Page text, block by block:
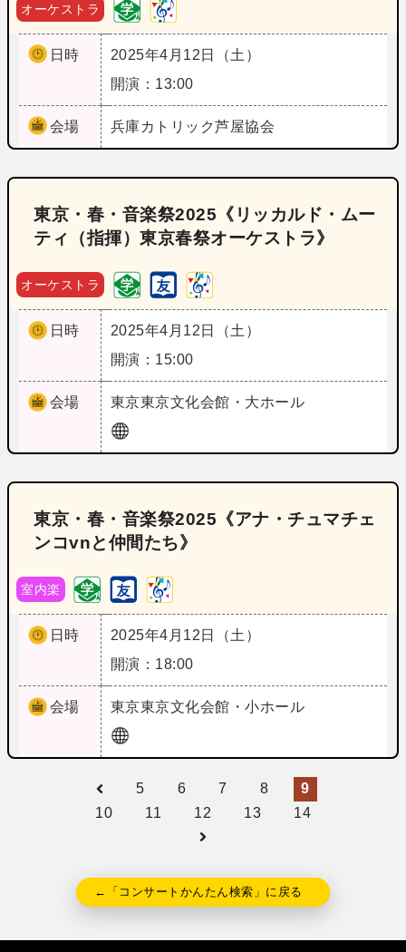
オーケストラ
日時
2025年4月12日（土）
開演：13:00
会場 兵庫カトリック芦屋協会
東京・春・音楽祭2025《リッカルド・ムー
ティ（指揮）東京春祭オーケストラ》
オーケストラ
日時
2025年4月12日（土）
開演：15:00
会場 東京東京文化会館・大ホール
東京・春・音楽祭2025《アナ・チュマチェ
ンコvnと仲間たち》
室内楽
日時
2025年4月12日（土）
開演：18:00
会場 東京東京文化会館・小ホール
5 6 7 8
9
10
11 12 13 14
←「コンサートかんたん検索」に戻る